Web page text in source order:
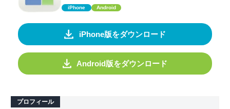
iPhone Android
iPhone版をダウンロード
Android版をダウンロード
プロフィール